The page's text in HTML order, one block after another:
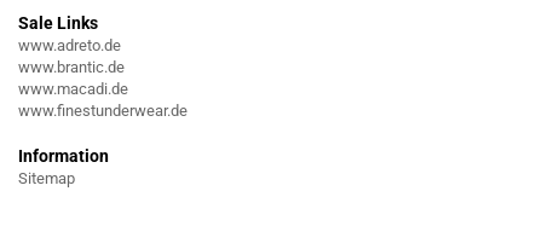
Sale Links
www.adreto.de
www.brantic.de
www.macadi.de
www.finestunderwear.de
Information
Sitemap